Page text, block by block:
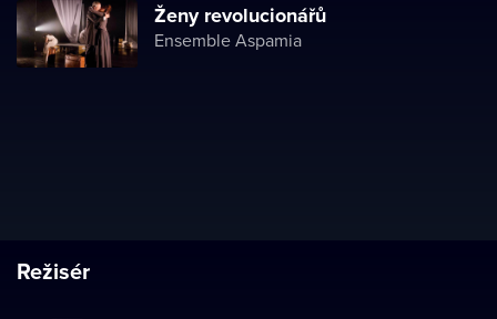
Ženy revolucionářů
Ensemble Aspamia
Režisér